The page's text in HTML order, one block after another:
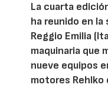
La cuarta
ha reunido en la
Reggio Emilia
maquinaria que
nueve equipos
motores Rehlko